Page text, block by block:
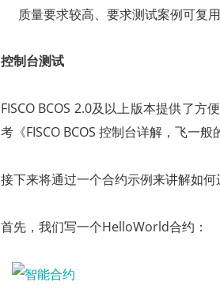
质量要求较高、要求测试案例可复
控制台测试
FISCO BCOS 2.0及以上版本提供了
考《FISCO BCOS 控制台详解，飞一般
接下来将通过一个合约示例来讲解如何
首先，我们写一个HelloWorld合约：